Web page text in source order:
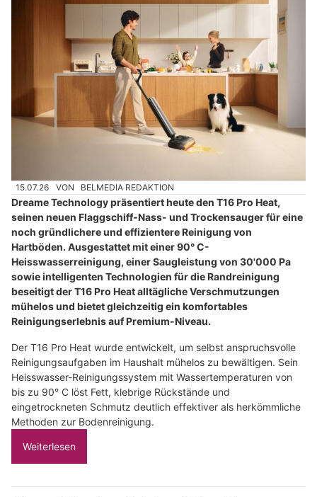
15.07.26 VON BELMEDIA REDAKTION
Dreame Technology präsentiert heute den T16 Pro Heat,
seinen neuen Flaggschiff-Nass- und Trockensauger für eine
noch gründlichere und effizientere Reinigung von
Hartböden. Ausgestattet mit einer 90° C-
Heisswasserreinigung, einer Saugleistung von 30'000 Pa
sowie intelligenten Technologien für die Randreinigung
beseitigt der T16 Pro Heat alltägliche Verschmutzungen
mühelos und bietet gleichzeitig ein komfortables
Reinigungserlebnis auf Premium-Niveau.
Der T16 Pro Heat wurde entwickelt, um selbst anspruchsvolle
Reinigungsaufgaben im Haushalt mühelos zu bewältigen. Sein
Heisswasser-Reinigungssystem mit Wassertemperaturen von
bis zu 90° C löst Fett, klebrige Rückstände und
eingetrockneten Schmutz deutlich effektiver als herkömmliche
Methoden zur Bodenreinigung.
Weiterlesen